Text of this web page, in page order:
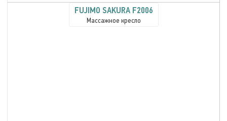
FUJIMO SAKURA F2006
Массажное кресло